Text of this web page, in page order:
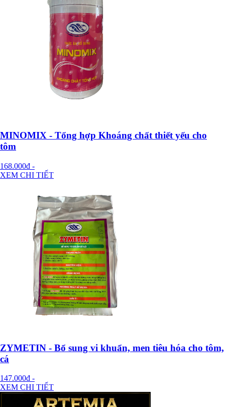
MINOMIX - Tổng hợp Khoáng chất thiết yếu cho
tôm
168.000đ -
XEM CHI TIẾT
ZYMETIN - Bổ sung vi khuẩn, men tiêu hóa cho tôm,
cá
147.000đ -
XEM CHI TIẾT